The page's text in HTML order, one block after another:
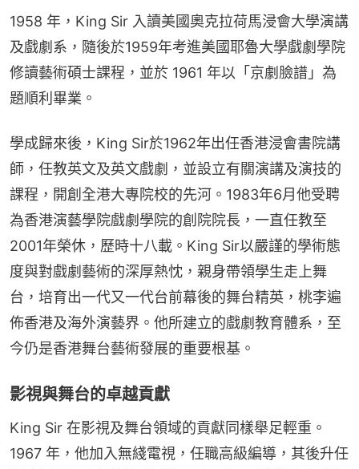
1958 年，King Sir 入讀美國奧克拉荷馬浸會大學演講
及戲劇系，隨後於1959年考進美國耶魯大學戲劇學院
修讀藝術碩士課程，並於 1961 年以「京劇臉譜」為
題順利畢業。
學成歸來後，King Sir於1962年出任香港浸會書院講
師，任教英文及英文戲劇，並設立有關演講及演技的
課程，開創全港大專院校的先河。1983年6月他受聘
為香港演藝學院戲劇學院的創院院長，一直任教至
2001年榮休，歷時十八載。King Sir以嚴謹的學術態
度與對戲劇藝術的深厚熱忱，親身帶領學生走上舞
台，培育出一代又一代台前幕後的舞台精英，桃李遍
佈香港及海外演藝界。他所建立的戲劇教育體系，至
今仍是香港舞台藝術發展的重要根基。
影視與舞台的卓越貢獻
King Sir 在影視及舞台領域的貢獻同樣舉足輕重。
1967 年，他加入無綫電視，任職高級編導，其後升任